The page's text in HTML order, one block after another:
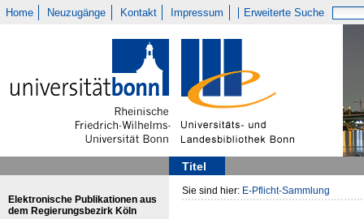
Home Neuzugänge Kontakt Impressum Erweiterte Suche
Titel
Elektronische Publikationen aus
dem Regierungsbezirk Köln
Sie sind hier: E-Pflicht-Sammlung